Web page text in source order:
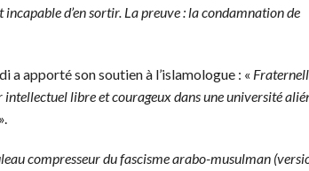
incapable d’en sortir. La preuve : la condamnation de
a apporté son soutien à l’islamologue : «
libre et courageux dans une université
».
compresseur du fascisme arabo-musulman